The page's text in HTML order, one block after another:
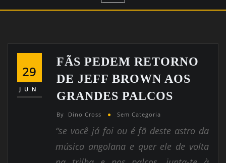
29
JUN
FÃS PEDEM RETORNO
DE JEFF BROWN AOS
GRANDES PALCOS
By Dino Cross Sem Categoria
“se você já foi ou é fã deste astro da
música angolana e quer ele de volta